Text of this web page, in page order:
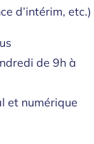
d’intérim, etc.)
de 9h à
et numérique